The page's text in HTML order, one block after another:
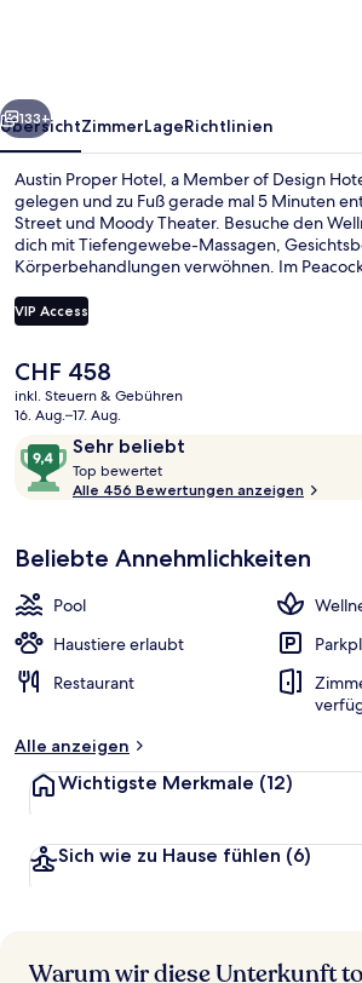
Design
Hotels
Weiter
133+
ÜbersichtZimmerLageRichtlinien
Austin Proper Hotel, a Member of Design
gelegen und zu Fuß gerade mal 5 Minuten
Street und Moody Theater. Besuche den
dich mit Tiefengewebe-Massagen,
Körperbehandlungen verwöhnen. Im
mediterrane Küche serviert. Als weitere
Hotel im luxuriösen Stil 3 Bars/Lounges, einen
einen kurzen Fußmarsch von den öffentlichen
entfernt: Zur U-Bahn (Station Downtown) sind
VIP Access
Der
aktuelle
Preis
CHF 458.
CHF 458
inkl. Steuern & Gebühren
16. Aug.–17. Aug.
Bewertungen
Sehr beliebt
9,4
von
10,
beliebt
Top bewertet
o
b
r
Alle 456 Bewertungen anzeigen
Beliebte Annehmlichkeiten
Pool
Haustiere erlaubt
Restaurant
Alle anzeigen
Wichtigste Merkmale (12)
Sich wie zu Hause fühlen (6)
Warum wir diese Unterkunft